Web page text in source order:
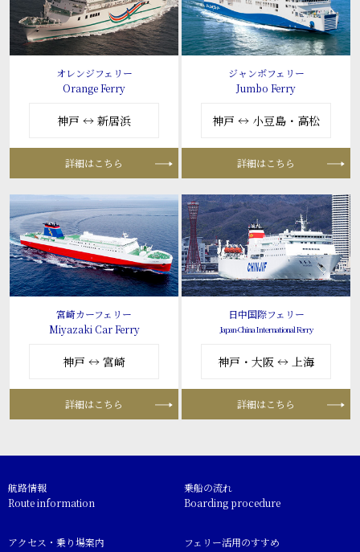
オレンジフェリー
Orange Ferry
神戸 ↔ 新居浜
詳細はこちら
ジャンボフェリー
Jumbo Ferry
神戸 ↔ 小豆島・高松
詳細はこちら
宮崎カーフェリー
Miyazaki Car Ferry
神戸 ↔ 宮崎
詳細はこちら
日中国際フェリー
Japan-China International Ferry
神戸・大阪 ↔ 上海
詳細はこちら
航路情報
Route information
乗船の流れ
Boarding procedure
アクセス・乗り場案内
フェリー活用のすすめ